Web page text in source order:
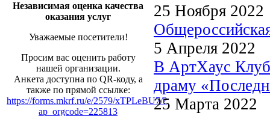
Независимая оценка качества
оказания услуг
Уважаемые посетители!
Просим вас оценить работу
нашей организации.
Анкета доступна по QR-коду, а
также по прямой ссылке:
https://forms.mkrf.ru/e/2579/xTPLeBU7/?
ap_orgcode=225813
25 Ноября 2022
5 Апреля 2022
В АртХаус
драму
25 Марта 2022